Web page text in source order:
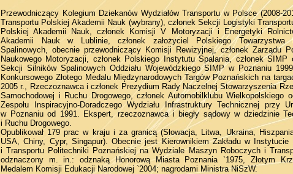
Przewodniczący Kolegium Dziekanów Wydziałów Transportu w Polsce (2008-
Transportu Polskiej Akademii Nauk (wybrany), członek Sekcji Logistyki
Polskiej Akademii Nauk, członek Komisji V Motoryzacji i Energetyki
Akademii Nauk w Lublinie, członek założyciel Polskiego Towarzystwa
Spalinowych, obecnie przewodniczący Komisji Rewizyjnej, członek Zarządu
Naukowego Motoryzacji, członek Polskiego Instytutu Spalania, członek
Sekcji Silników Spalinowych Oddziału Wojewódzkiego SIMP w Poznaniu
Konkursowego Złotego Medalu Międzynarodowych Targów Poznańskich na
2005 r., Rzeczoznawca i członek Prezydium Rady Naczelnej Stowarzyszenia
Samochodowej i Ruchu Drogowego, członek Automobilklubu Wielkopolskiego
Zespołu Inspiracyjno-Doradczego Wydziału Infrastruktury Technicznej przy
w Poznaniu od 1991. Ekspert, rzeczoznawca i biegły sądowy w dziedzinie
i Ruchu Drogowego.
Opublikował 179 prac w kraju i za granicą (Słowacja, Litwa, Ukraina,
USA, Chiny, Cypr, Singapur). Obecnie jest Kierownikiem Zakładu w Instytucie
i Transportu Politechniki Poznańskiej na Wydziale Maszyn Roboczych i
odznaczony m. in.: odznaką Honorową Miasta Poznania `1975, Złotym
Medalem Komisji Edukacji Narodowej `2004; nagrodami Ministra NiSzW.